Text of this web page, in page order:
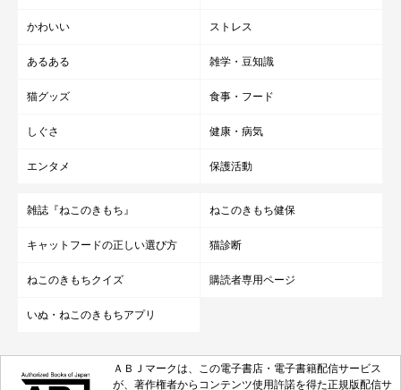
かわいい ストレス
あるある 雑学・豆知識
猫グッズ 食事・フード
しぐさ 健康・病気
エンタメ 保護活動
雑誌『ねこのきもち』 ねこのきもち健保
キャットフードの正しい選び方 猫診断
ねこのきもちクイズ 購読者専用ページ
いぬ・ねこのきもちアプリ
ＡＢＪマークは、この電子書店・電子書籍配信サービス
が、著作権者からコンテンツ使用許諾を得た正規版配信サ